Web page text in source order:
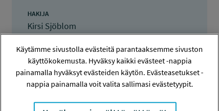
HAKIJA
Kirsi Sjöblom
TOTEUTTAJA
Kirsi Sjöblom
LISÄTIETOJA
sjoblom.kirsi@gmail.com
Käytämme sivustolla evästeitä parantaaksemme sivuston
käyttökokemusta. Hyväksy kaikki evästeet -nappia
painamalla hyväksyt evästeiden käytön. Evästeasetukset -
nappia painamalla voit valita sallimasi evästetyypit.